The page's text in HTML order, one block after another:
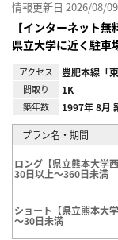
情報更新日 2026/08/
【インターネット
県立大学に近く駐車
アクセス 豊肥本線「
間取り 1K
築年数 1997年 8月
プラン名・期間
ロング【県立熊本大学西
30日以上～360日未満
ショート【県立熊本大学
～30日未満